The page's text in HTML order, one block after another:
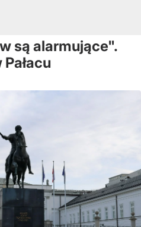
są alarmujące".